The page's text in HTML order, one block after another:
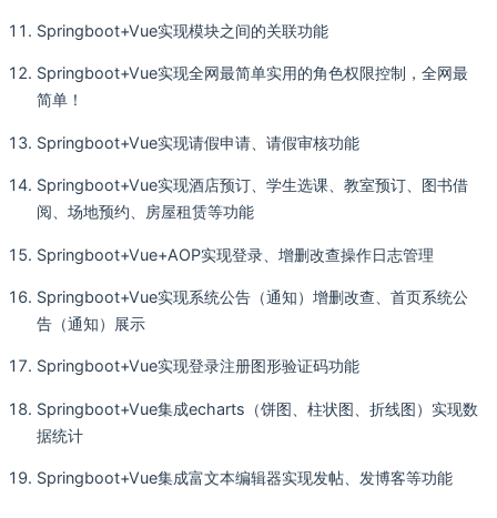
Springboot+Vue实现模块之间的关联功能
Springboot+Vue实现全网最简单实用的角色权限控制，全网最
简单！
Springboot+Vue实现请假申请、请假审核功能
Springboot+Vue实现酒店预订、学生选课、教室预订、图书借
阅、场地预约、房屋租赁等功能
Springboot+Vue+AOP实现登录、增删改查操作日志管理
Springboot+Vue实现系统公告（通知）增删改查、首页系统公
告（通知）展示
Springboot+Vue实现登录注册图形验证码功能
Springboot+Vue集成echarts（饼图、柱状图、折线图）实现数
据统计
Springboot+Vue集成富文本编辑器实现发帖、发博客等功能